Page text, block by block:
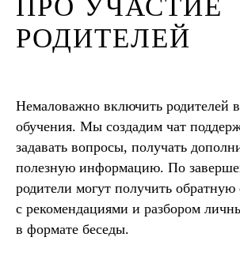
ПРО УЧАСТИЕ
РОДИТЕЛЕЙ
Немаловажно включить родителей
обучения. Мы создадим чат
задавать вопросы, получать
полезную информацию. По
родители могут получить обратную
с рекомендациями и разбором
в формате беседы.